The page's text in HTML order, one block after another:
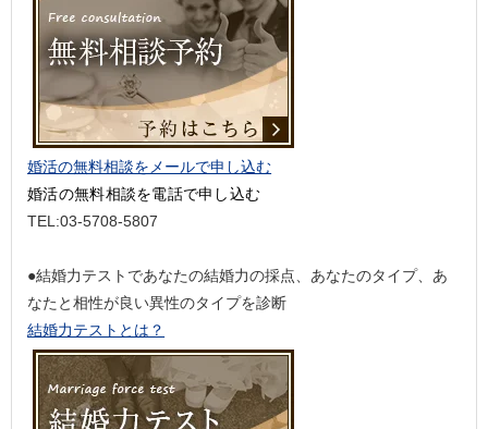
婚活の無料相談をメールで申し込む
婚活の無料相談を電話で申し込む
TEL:03-5708-5807
●結婚力テストであなたの結婚力の採点、あなたのタイプ、あ
なたと相性が良い異性のタイプを診断
結婚力テストとは？